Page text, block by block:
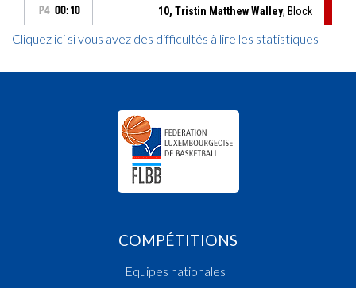
Cliquez ici si vous avez des difficultés à lire les statistiques
COMPÉTITIONS
Equipes nationales